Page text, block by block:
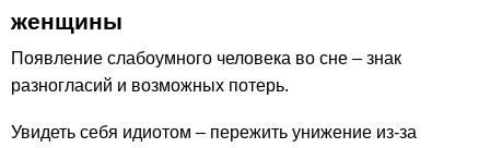
женщины
Появление слабоумного человека во сне – знак
разногласий и возможных потерь.
Увидеть себя идиотом – пережить унижение из-за